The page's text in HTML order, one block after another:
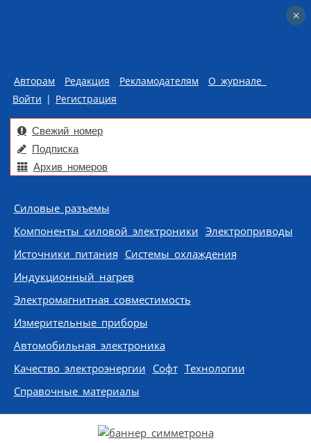
Авторам Редакция Рекламодателям
О журнале
Войти | Регистрация
Свежий номер
Подписка
Архив номеров
Skip to content
Силовые разъемы
Компоненты силовой электроники Электроприводы
Источники питания Системы охлаждения
Индукционный нагрев
Электромагнитная совместимость
Измерительные приборы
Автомобильная электроника
Качество электроэнергии Софт Технологии
Справочные материалы
×
×